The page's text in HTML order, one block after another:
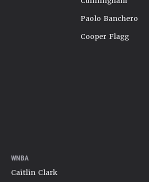
Paolo Banchero
Cooper Flagg
WNBA
Caitlin Clark